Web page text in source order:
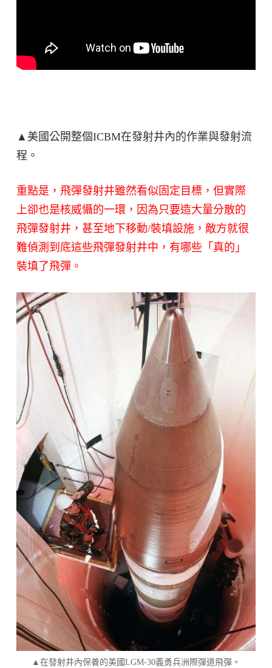
▲美國公開整個ICBM在發射井內的作業與發射流
程。
重點是，飛彈發射井雖然看似固定目標，但實際
上卻也是核威懾的一環，因為只要造大量分散的
飛彈發射井，甚至地下移動/裝填設施，敵方就很
難偵測到底這些飛彈發射井中，有哪些「真的」
裝填了飛彈。
▲在發射井內保養的美國LGM-30義勇兵洲際彈道飛彈。